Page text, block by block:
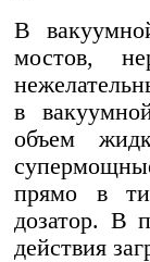
В
мостов,
в
объем
прямо в
дозатор. В
действия